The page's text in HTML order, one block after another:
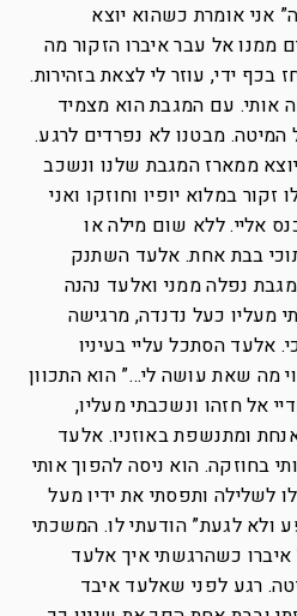
אני אומרת כשהוא יוצא
אל עבר איברו הזקור מה
בכף ידי, עוזר לי לצאת בזהירות.
אותי. עם המגבת הוא מצמיד
המיטה. מבטנו לא נפרדים לרגע.
ממארז המגבת שלנו ונשכב
במלוא יופיו וחוזקו ואני
אליי. ללא שום מילה או
בבת אחת. אלעד השתנק
נפלה ממני ואלעד נהנה
מעליו כעל נדנדה, מרגישה
אלעד הסתכל עליי בעיניו
מה שאת עושה לי…” הוא התכוון
אל חזהו ונשכבתי מעליו,
ומתנשפת באוזניו. אלעד
בחוזקה. הוא ניסה להפוך אותי
לשלילה ותפסתי את ידיו מעל
ולא לגעת” הודעתי לו. המשכתי
כשהרגשתי איך אלעד
רגע לפני שאלעד איבד